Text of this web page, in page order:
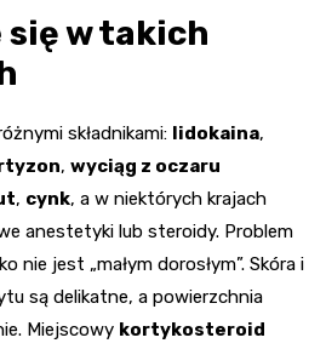
się w takich
składnikami: lidokaina,
, wyciąg z oczaru
, cynk, a w niektórych krajach
anestetyki lub steroidy. Problem
nie jest „małym dorosłym”. Skóra i
są delikatne, a powierzchnia
Miejscowy kortykosteroid